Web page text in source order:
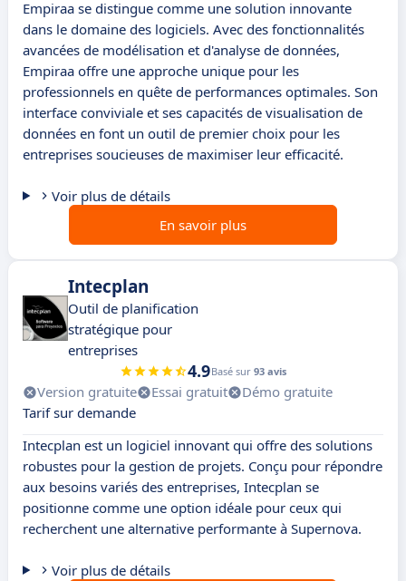
Empiraa se distingue comme une solution innovante
dans le domaine des logiciels. Avec des fonctionnalités
avancées de modélisation et d'analyse de données,
Empiraa offre une approche unique pour les
professionnels en quête de performances optimales. Son
interface conviviale et ses capacités de visualisation de
données en font un outil de premier choix pour les
entreprises soucieuses de maximiser leur efficacité.
Voir plus de détails
En savoir plus
Intecplan
Outil de planification
stratégique pour
entreprises
4.9Basé sur 93 avis
Version gratuite Essai gratuit
Démo gratuite
Tarif sur demande
Intecplan est un logiciel innovant qui offre des solutions
robustes pour la gestion de projets. Conçu pour répondre
aux besoins variés des entreprises, Intecplan se
positionne comme une option idéale pour ceux qui
recherchent une alternative performante à Supernova.
Voir plus de détails